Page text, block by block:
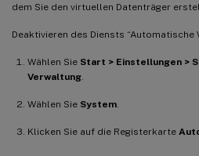
dem Sie den virtuellen Datenträger
Deaktivieren des Diensts “Automatische
Wählen Sie Start > Einstellungen >
Verwaltung
Wählen Sie System
Klicken Sie auf die Registerkarte